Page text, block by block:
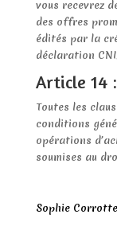
vous recevrez
des offres
édités par la
déclaration
Article 14
Toutes les
conditions
opérations
soumises au
Sophie Corrotte